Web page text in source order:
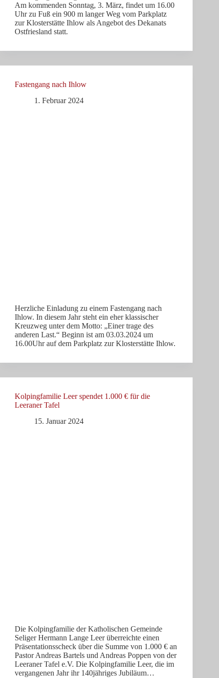
Am kommenden Sonntag, 3. März, findet um 16.00
Uhr zu Fuß ein 900 m langer Weg vom Parkplatz
zur Klosterstätte Ihlow als Angebot des Dekanats
Ostfriesland statt.
Fastengang nach Ihlow
1. Februar 2024
Herzliche Einladung zu einem Fastengang nach
Ihlow. In diesem Jahr steht ein eher klassischer
Kreuzweg unter dem Motto: „Einer trage des
anderen Last.“ Beginn ist am 03.03.2024 um
16.00Uhr auf dem Parkplatz zur Klosterstätte Ihlow.
Kolpingfamilie Leer spendet 1.000 € für die
Leeraner Tafel
15. Januar 2024
Die Kolpingfamilie der Katholischen Gemeinde
Seliger Hermann Lange Leer überreichte einen
Präsentationsscheck über die Summe von 1.000 € an
Pastor Andreas Bartels und Andreas Poppen von der
Leeraner Tafel e.V. Die Kolpingfamilie Leer, die im
vergangenen Jahr ihr 140jähriges Jubiläum…